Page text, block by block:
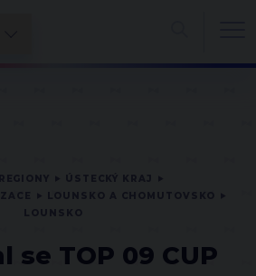
se TOP 09 CUP